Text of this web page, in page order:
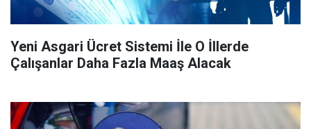
Yeni Asgari Ücret Sistemi İle O İllerde
Çalışanlar Daha Fazla Maaş Alacak